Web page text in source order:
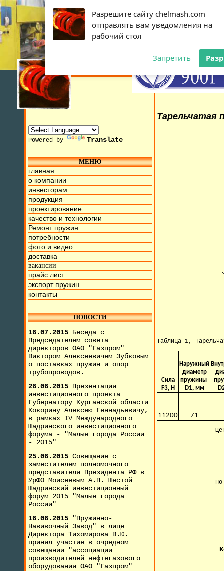
Разрешите сайту chelmash.com
отправлять вам уведомления на
рабочий стол
Запретить
Powered by Translate
МЕНЮ
главная
о компании
инвесторам
продукция
проектирование
качество и технологии
Ремонт пружин
потребности
фото и видео
доставка
вакансии
прайс лист
экспорт пружин
контакты
НОВОСТИ
16.07.2015 Беседа с
Председателем совета
директоров ОАО "Газпром"
Виктором Алексеевичем Зубковым
о поставках пружин и опор
трубопроводов.
26.06.2015 Презентация
инвестиционного проекта
Губернатору Курганской области
Кокорину Алексею Геннадьевичу,
в рамках IV Международного
Шадринского инвестиционного
форума - "Малые города России
- 2015"
25.06.2015 Совещание с
заместителем полномочного
представителя Президента РФ в
УрФО Моисеевым А.П. Шестой
Шадринский инвестиционный
форум 2015 "Малые города
России"
16.06.2015
"Пружинно-
Навивочный Завод" в лице
Директора Тихомирова В.Ю.
принял участие в очредном
совещании "ассоциации
производителей нефтегазового
оборудования ОАО "Газпром"
Тарельчатая
Мы находимся на ул. Труда, д.17. Бесплатный
Таблица 1,
Сила
F3, H
Наружный
диаметр
пружины
D1, мм
11200 71